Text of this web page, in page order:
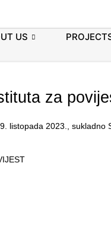
US
za
listopada 2023., sukladno